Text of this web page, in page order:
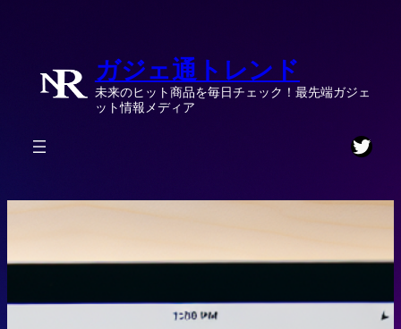
ガジェ通トレンド
未来のヒット商品を毎日チェック！最先端ガジェ
ット情報メディア